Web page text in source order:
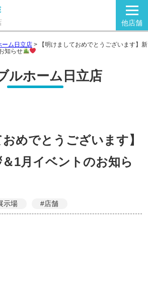
他店舗
ーム日立店 >
【明けましておめでとうございます】新
知らせ
ルホーム日立店
おめでとうございます】
1月イベントのお知ら
示場 #店舗